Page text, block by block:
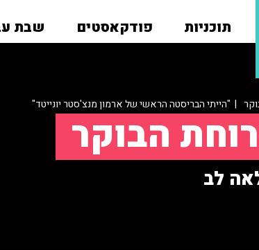
תוכניות פודקאסטים שבת
| "הייתי הבריסטה הראשי של ארמון מנצ'סטר יונייטד"
הבוקר
לב